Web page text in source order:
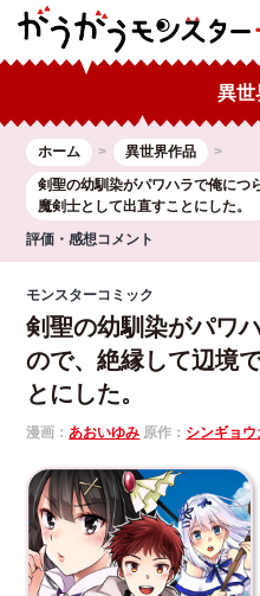
異世
ホーム
異世界作品
剣聖の幼馴染がパワハラで俺につ
魔剣士として出直すことにした。
評価・感想コメント
モンスターコミック
剣聖の幼馴染がパワ
ので、絶縁して辺境
とにした。
漫画： あおいゆみ 原作： シンギョウ